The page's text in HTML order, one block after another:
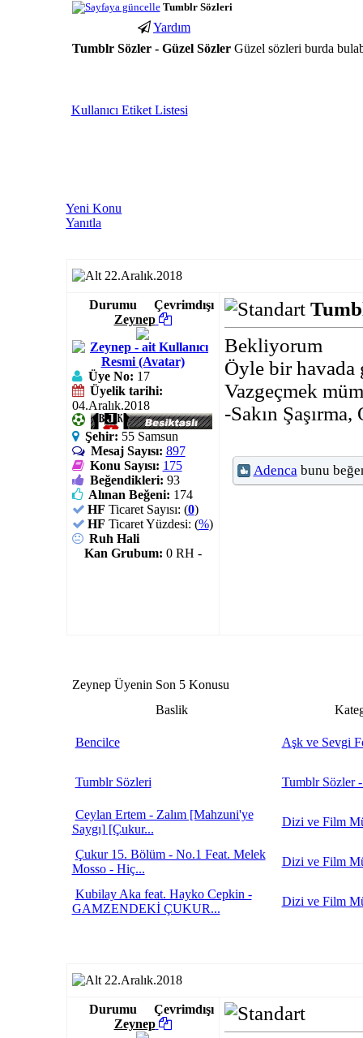
Tumblr Sözleri
Yardım
Tumblr Sözler - Güzel Sözler Güzel sözleri burda
porno
izle
youtube
abone
Kullanıcı Etiket Listesi
Yeni Konu
Yanıtla
22.Aralık.2018
Durumu
Çevrimdışı
Zeynep
Üye No: 17
Üyelik tarihi:
04.Aralık.2018
Şehir: 55 Samsun
Mesaj Sayısı: 897
Konu Sayısı: 175
Beğendikleri: 93
Alınan Beğeni: 174
HF Ticaret Sayısı: (0)
HF Ticaret Yüzdesi: (%)
Ruh Hali
Kan Grubum: 0 RH -
Bekliyorum
Öyle bir havada
Vazgeçmek
-Sakın
Adencabunu
Zeynep Üyenin Son 5 Konusu
Baslik
Bencilce Aşk ve Sevgi
Tumblr Sözleri Tumblr Sözler
Ceylan Ertem - Zalım [Mahzuni'ye
Saygı] [Çukur...
Dizi ve Film
Çukur 15. Bölüm - No.1 Feat. Melek
Mosso - Hiç...
Dizi ve Film
Kubilay Aka feat. Hayko Cepkin -
GAMZENDEKİ ÇUKUR...
Dizi ve Film
22.Aralık.2018
Durumu
Çevrimdışı
Zeynep